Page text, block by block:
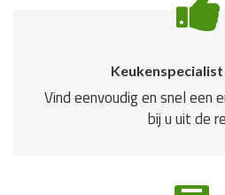
Vind eenvoudig en snel een
bij u uit de